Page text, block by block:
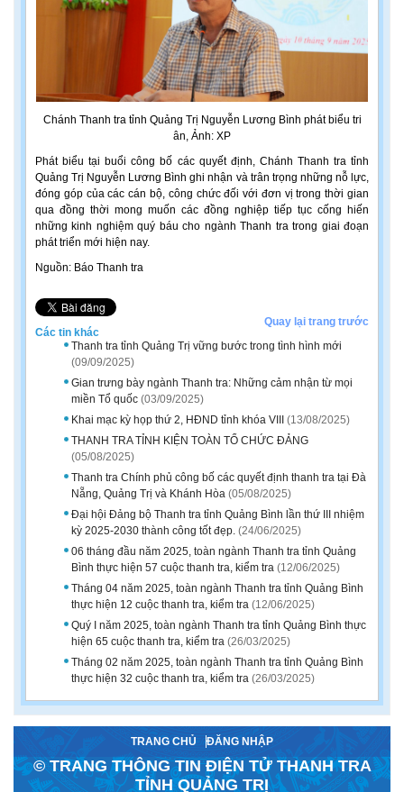
Chánh Thanh tra tỉnh Quảng Trị Nguyễn Lương Bình phát biểu tri
ân, Ảnh: XP
Phát biểu tại buổi công bố các quyết định, Chánh Thanh tra tỉnh
Quảng Trị Nguyễn Lương Bình ghi nhận và trân trọng những nỗ lực,
đóng góp của các cán bộ, công chức đối với đơn vị trong thời gian
qua đồng thời mong muốn các đồng nghiệp tiếp tục cống hiến
những kinh nghiệm quý báu cho ngành Thanh tra trong giai đoạn
phát triển mới hiện nay.
Nguồn: Báo Thanh tra
Quay lại trang trước
Các tin khác
Thanh tra tỉnh Quảng Trị vững bước trong tình hình mới
(09/09/2025)
Gian trưng bày ngành Thanh tra: Những cảm nhận từ mọi
miền Tổ quốc (03/09/2025)
Khai mạc kỳ họp thứ 2, HĐND tỉnh khóa VIII (13/08/2025)
THANH TRA TỈNH KIỆN TOÀN TỔ CHỨC ĐẢNG
(05/08/2025)
Thanh tra Chính phủ công bố các quyết định thanh tra tại Đà
Nẵng, Quảng Trị và Khánh Hòa (05/08/2025)
Đại hội Đảng bộ Thanh tra tỉnh Quảng Bình lần thứ III nhiệm
kỳ 2025-2030 thành công tốt đẹp. (24/06/2025)
06 tháng đầu năm 2025, toàn ngành Thanh tra tỉnh Quảng
Bình thực hiện 57 cuộc thanh tra, kiểm tra (12/06/2025)
Tháng 04 năm 2025, toàn ngành Thanh tra tỉnh Quảng Bình
thực hiện 12 cuộc thanh tra, kiểm tra (12/06/2025)
Quý I năm 2025, toàn ngành Thanh tra tỉnh Quảng Bình thực
hiện 65 cuộc thanh tra, kiểm tra (26/03/2025)
Tháng 02 năm 2025, toàn ngành Thanh tra tỉnh Quảng Bình
thực hiện 32 cuộc thanh tra, kiểm tra (26/03/2025)
TRANG CHỦ ĐĂNG NHẬP
© TRANG THÔNG TIN ĐIỆN TỬ THANH TRA
TỈNH QUẢNG TRỊ